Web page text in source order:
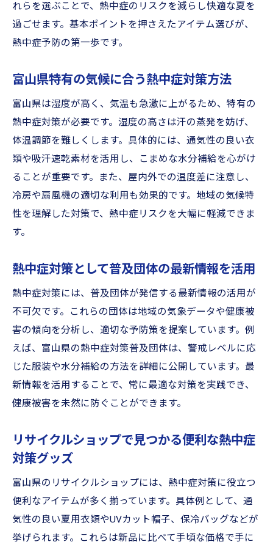
熱中症対策に適したリサイクル品の選び方
リサイクルショップ利用で広がる熱中症対
地域密着のリサイクルショップを活用した
熱中症対策
熱中症対策を強化するための最新アイテム選び
最新熱中症対策アイテムの特徴と選び方ガ
イド
熱中症対策を強化するリサイクルショップ
定基準
持ち運びやすい熱中症対策アイテムの注目
ポイント
富山県で注目される熱中症対策のトレンド
紹介
熱中症対策強化に役立つグッズ比較と活用
方法
携帯しやすい熱中症対策グッズの選び方とは
方
イント
外出時に便利な熱中症対策グッズの特徴を
解説
れらを選ぶことで、熱中症のリスクを減らし快適な夏を
過ごせます。基本ポイントを押さえたアイテム選びが、
熱中症予防の第一歩です。
富山県特有の気候に合う熱中症対策方法
富山県は湿度が高く、気温も急激に上がるため、特有の
熱中症対策が必要です。湿度の高さは汗の蒸発を妨げ、
体温調節を難しくします。具体的には、通気性の良い衣
類や吸汗速乾素材を活用し、こまめな水分補給を心がけ
ることが重要です。また、屋内外での温度差に注意し、
冷房や扇風機の適切な利用も効果的です。地域の気候特
性を理解した対策で、熱中症リスクを大幅に軽減できま
す。
熱中症対策として普及団体の最新情報を活用
熱中症対策には、普及団体が発信する最新情報の活用が
不可欠です。これらの団体は地域の気象データや健康被
害の傾向を分析し、適切な予防策を提案しています。例
えば、富山県の熱中症対策普及団体は、警戒レベルに応
じた服装や水分補給の方法を詳細に公開しています。最
新情報を活用することで、常に最適な対策を実践でき、
健康被害を未然に防ぐことができます。
リサイクルショップで見つかる便利な熱中症
対策グッズ
富山県のリサイクルショップには、熱中症対策に役立つ
便利なアイテムが多く揃っています。具体例として、通
気性の良い夏用衣類やUVカット帽子、保冷バッグなどが
挙げられます。これらは新品に比べて手頃な価格で手に